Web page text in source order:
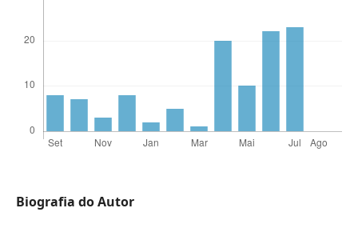
Biografia do Autor